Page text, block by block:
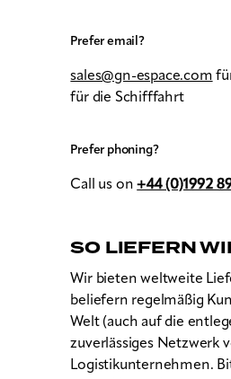
Prefer email?
sales@gn-espace.com
für die Schifffahrt
Prefer phoning?
Call us on+44 (0)1992
SO LIEFERN
Wir bieten weltweite
beliefern regelmäßig
Welt (auch auf die
zuverlässiges Netzwerk
Logistikunternehmen.